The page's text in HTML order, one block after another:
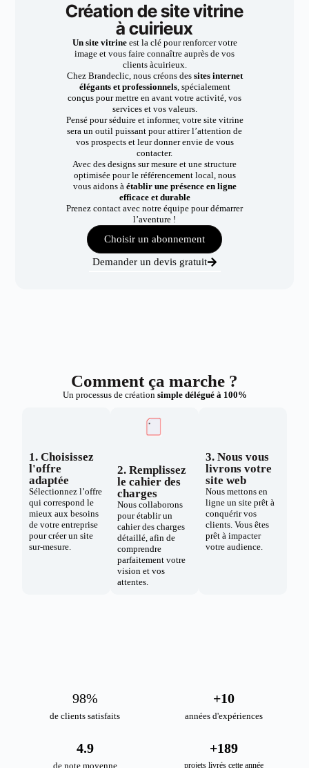
Création de site vitrine
à cuirieux
Un site vitrineest la clé pour renforcer votre
image et vous faire connaître auprès de vos
clients àcuirieux.
Chez Brandeclic, nous créons dessites internet
élégants et professionnels, spécialement
conçus pour mettre en avant votre activité, vos
services et vos valeurs.
Pensé pour séduire et informer, votre site vitrine
sera un outil puissant pour attirer l’attention de
vos prospects et leur donner envie de vous
contacter.
Avec des designs sur mesure et une structure
optimisée pour le référencement local, nous
vous aidons à établir une présence en ligne
efficace et durable
Prenez contact avec notre équipe pour démarrer
l’aventure !
Choisir un abonnement
Demander un devis gratuit
Comment ça marche ?
Un processus de création simple délégué à 100%
1. Choisissez
l'offre
adaptée
Sélectionnez l’offre
qui correspond le
mieux aux besoins
de votre entreprise
pour créer un site
sur-mesure.
2. Remplissez
le cahier des
charges
Nous collaborons
pour établir un
cahier des charges
détaillé, afin de
comprendre
parfaitement votre
vision et vos
attentes.
3. Nous vous
livrons votre
site web
Nous mettons en
ligne un site prêt à
conquérir vos
clients. Vous êtes
prêt à impacter
votre audience.
de clients satisfaits
98%
années d'expériences
+10
de note moyenne
4.9
projets livrés cette année
+189